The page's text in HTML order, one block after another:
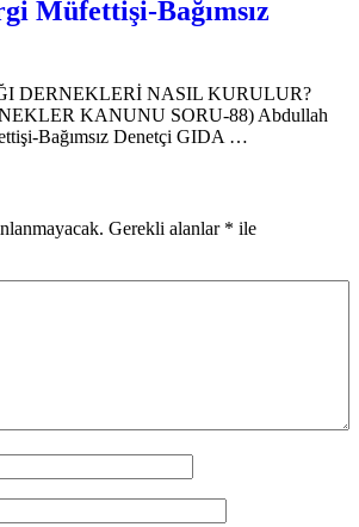
Müfettişi-Bağımsız
DERNEKLERİ NASIL KURULUR?
KANUNU SORU-88) Abdullah
Bağımsız Denetçi GIDA …
Gerekli alanlar * ile